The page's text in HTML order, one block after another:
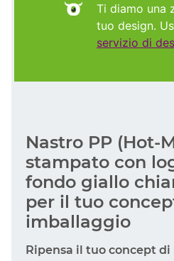
Ti diamo una
tuo design.
servizio di
Nastro PP (Hot-
stampato con
fondo giallo
per il tuo
imballaggio
Ripensa il tuo concept